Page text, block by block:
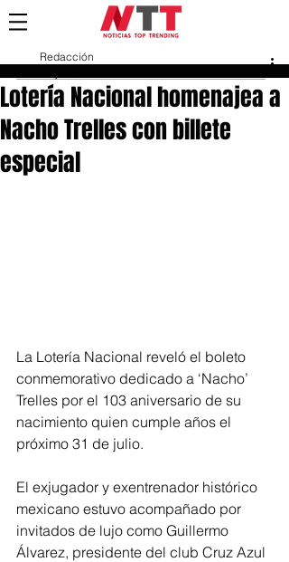
Lotería Nacional homenajea a
Nacho Trelles con billete
especial
Redacción
La Lotería Nacional reveló el boleto
conmemorativo dedicado a ‘Nacho’
Trelles por el 103 aniversario de su
nacimiento quien cumple años el
próximo 31 de julio.
El exjugador y exentrenador histórico
mexicano estuvo acompañado por
invitados de lujo como Guillermo
Álvarez, presidente del club Cruz Azul